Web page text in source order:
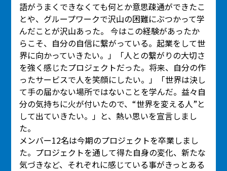
語がうまくできなくても何とか意思疎通ができたこ
とや、グループワークで沢山の困難にぶつかって学
んだことが沢山あった。 今はこの経験があったか
らこそ、自分の自信に繋がっている。起業をして世
界に向かっていきたい。」「人との繋がりの大切さ
を強く感じたプロジェクトだった。将来、自分の作
ったサービスで人を笑顔にしたい。」「世界は決し
て手の届かない場所ではないことを学んだ。益々自
分の気持ちに火が付いたので、“世界を変える人”と
して出ていきたい。」と、熱い思いを宣言しまし
た。
メンバー12名は今期のプロジェクトを卒業しまし
た。プロジェクトを通して得た自身の変化、新たな
気づきなど、それぞれに感じている事がきっとある